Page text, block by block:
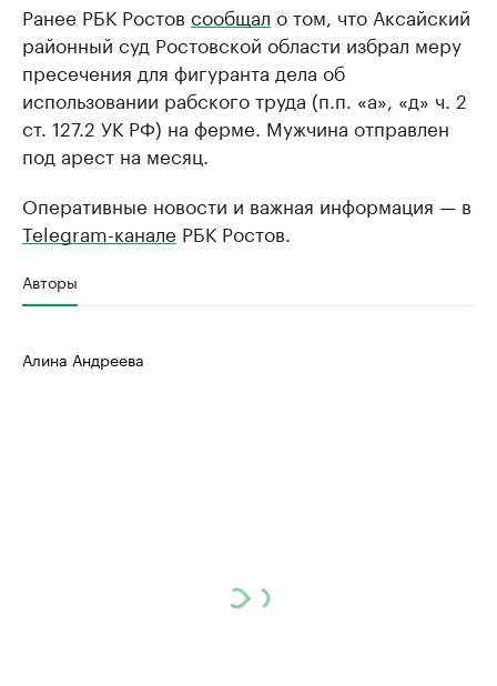
Ранее РБК Ростов сообщал о том, что Аксайский
районный суд Ростовской области избрал меру
пресечения для фигуранта дела об
использовании рабского труда (п.п. «а», «д» ч. 2
ст. 127.2 УК РФ) на ферме. Мужчина отправлен
под арест на месяц.
Оперативные новости и важная информация — в
Telegram-канале РБК Ростов.
Авторы
Алина Андреева